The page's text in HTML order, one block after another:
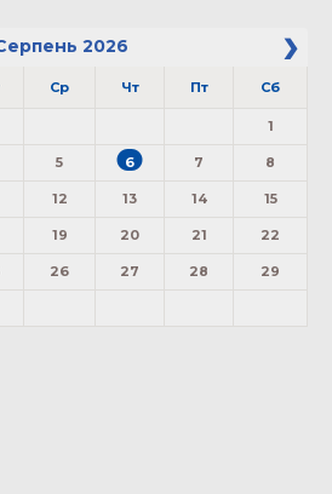
2026
Ср Чт Пт Сб
1
5 6 7 8
12 13 14 15
19 20 21 22
26 27 28 29